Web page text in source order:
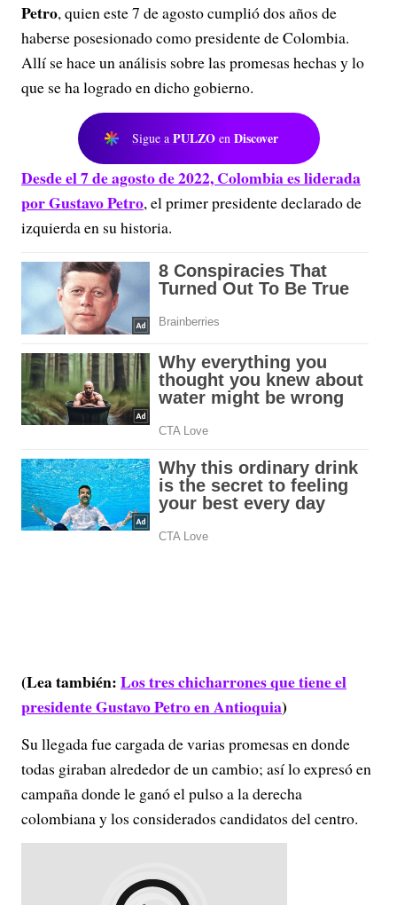
Petro, quien este 7 de agosto cumplió dos años de
haberse posesionado como presidente de Colombia.
Allí se hace un análisis sobre las promesas hechas y lo
que se ha logrado en dicho gobierno.
Sigue a PULZO en Discover
Desde el 7 de agosto de 2022, Colombia es liderada
por Gustavo Petro, el primer presidente declarado de
izquierda en su historia.
(Lea también:Los tres chicharrones que tiene el
presidente Gustavo Petro en Antioquia)
Su llegada fue cargada de varias promesas en donde
todas giraban alrededor de un cambio; así lo expresó en
campaña donde le ganó el pulso a la derecha
colombiana y los considerados candidatos del centro.